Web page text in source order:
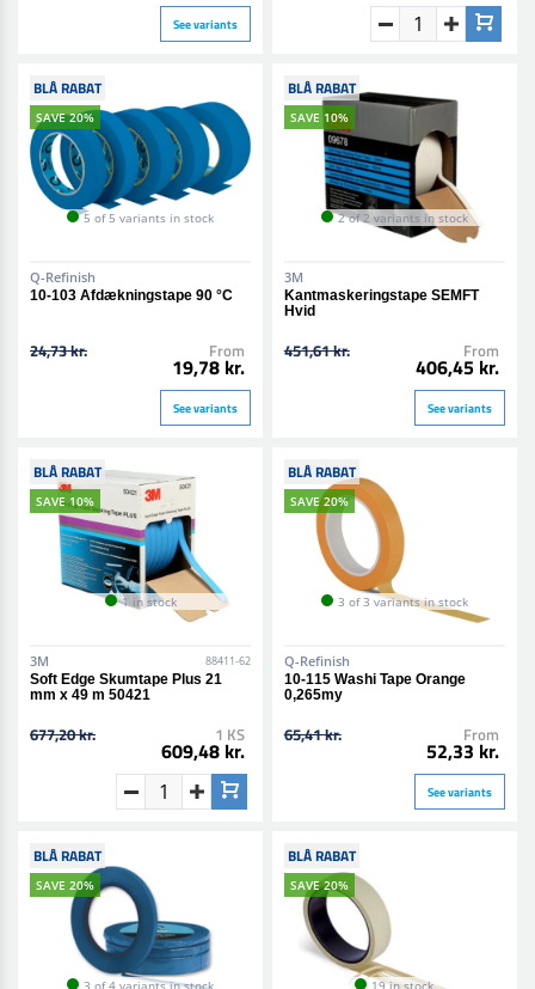
See variants
BLÅ RABAT
SAVE 20%
5 of 5 variants in stock
Q-Refinish
10-103 Afdækningstape 90 °C
24,73 kr. From
19,78 kr.
See variants
BLÅ RABAT
SAVE 10%
2 of 2 variants in stock
3M
Kantmaskeringstape SEMFT
Hvid
451,61 kr. From
406,45 kr.
See variants
BLÅ RABAT
SAVE 10%
1 in stock
3M 88411-62
Soft Edge Skumtape Plus 21
mm x 49 m 50421
677,20 kr. 1 KS
609,48 kr.
BLÅ RABAT
SAVE 20%
3 of 3 variants in stock
Q-Refinish
10-115 Washi Tape Orange
0,265my
65,41 kr. From
52,33 kr.
See variants
BLÅ RABAT
SAVE 20%
3 of 4 variants in stock
BLÅ RABAT
SAVE 20%
19 in stock